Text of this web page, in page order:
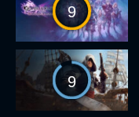
9
9